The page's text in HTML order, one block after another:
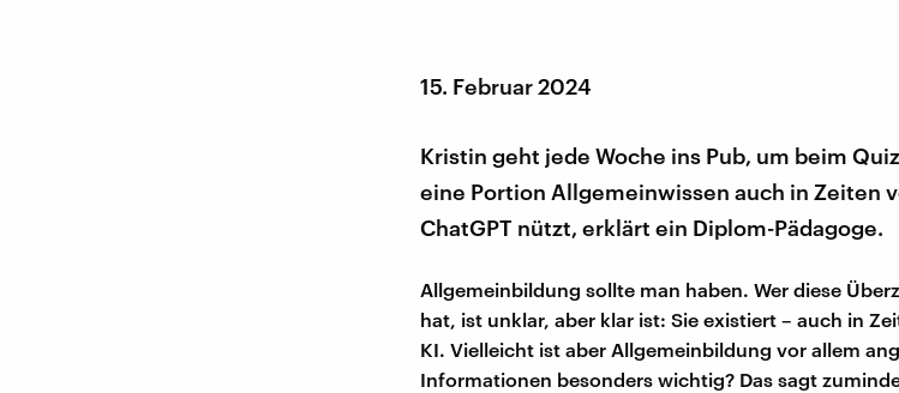
15. Februar 2024
Kristin geht jede Woche ins Pub, um beim
eine Portion Allgemeinwissen auch in Zeiten
ChatGPT nützt, erklärt ein Diplom-Pädagoge.
Allgemeinbildung sollte man haben. Wer diese
hat, ist unklar, aber klar ist: Sie existiert – auch in
KI. Vielleicht ist aber Allgemeinbildung vor allem
Informationen besonders wichtig? Das sagt